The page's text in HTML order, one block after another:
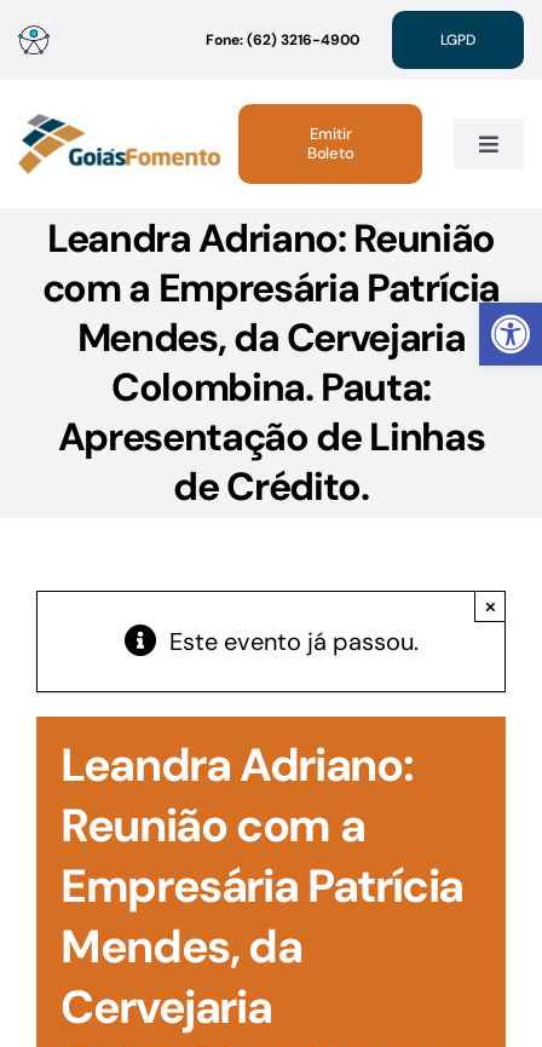
Abrir
para
conteúdo
Fone: (62) 3216-4900 LGPD
Toggle
Institucional
Atendimento
Sustentabilidade
Emitir
Boleto
Leandra Adriano: Reunião
com a Empresária Patrícia
Mendes, da Cervejaria
Colombina. Pauta:
Apresentação de Linhas
de Crédito.
Este evento já passou.
×
Leandra Adriano:
Reunião com a
Empresária Patrícia
Mendes, da
Cervejaria